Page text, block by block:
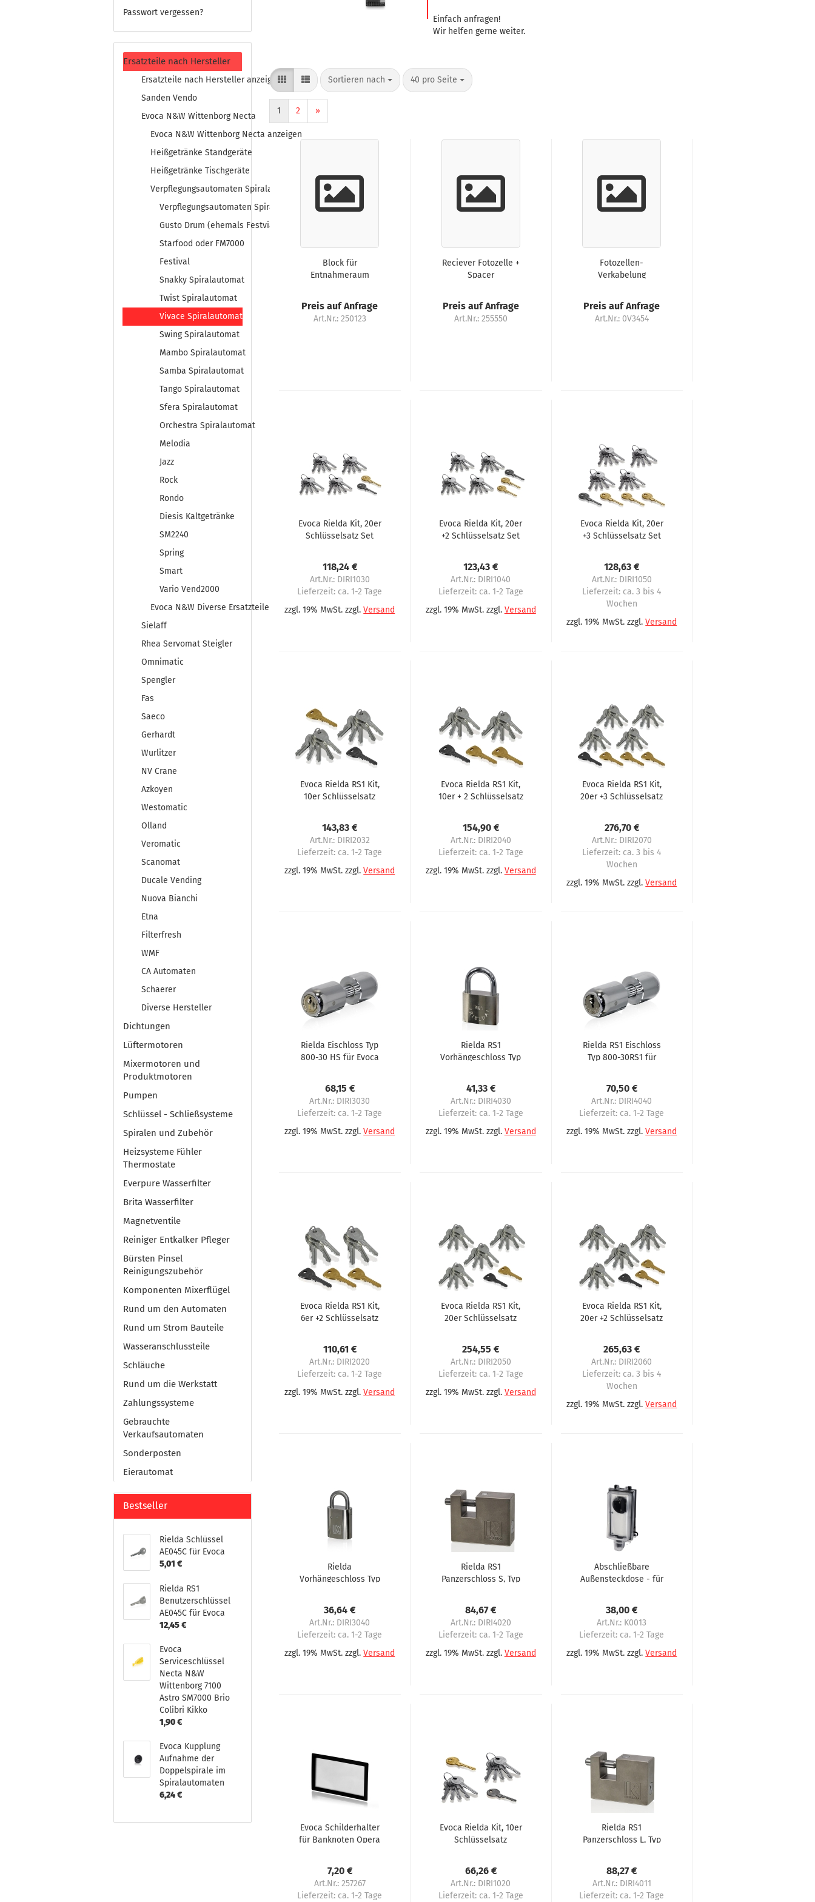
Einfach anfragen!
Wir helfen gerne weiter.
Sortieren nach 40 pro Seite
1 2 »
Block für
Entnahmeraum
Preis auf Anfrage
Art.Nr.: 250123
Reciever Fotozelle +
Spacer
Preis auf Anfrage
Art.Nr.: 255550
Fotozellen-
Verkabelung
Preis auf Anfrage
Art.Nr.: 0V3454
Evoca Rielda Kit, 20er
Schlüsselsatz Set
118,24 €
Art.Nr.: DIRI1030
Lieferzeit: ca. 1-2 Tage
zzgl. 19% MwSt. zzgl.Versand
Evoca Rielda Kit, 20er
+2 Schlüsselsatz Set
123,43 €
Art.Nr.: DIRI1040
Lieferzeit: ca. 1-2 Tage
zzgl. 19% MwSt. zzgl. Versand
Evoca Rielda Kit, 20er
+3 Schlüsselsatz Set
128,63 €
Art.Nr.: DIRI1050
Lieferzeit: ca. 3 bis 4
Wochen
zzgl. 19% MwSt. zzgl.Versand
Evoca Rielda RS1 Kit,
10er Schlüsselsatz
143,83 €
Art.Nr.: DIRI2032
Lieferzeit: ca. 1-2 Tage
zzgl. 19% MwSt. zzgl.Versand
Evoca Rielda RS1 Kit,
10er + 2 Schlüsselsatz
154,90 €
Art.Nr.: DIRI2040
Lieferzeit: ca. 1-2 Tage
zzgl. 19% MwSt. zzgl. Versand
Evoca Rielda RS1 Kit,
20er +3 Schlüsselsatz
276,70 €
Art.Nr.: DIRI2070
Lieferzeit: ca. 3 bis 4
Wochen
zzgl. 19% MwSt. zzgl.Versand
Rielda Eischloss Typ
800-30 HS für Evoca
68,15 €
Art.Nr.: DIRI3030
Lieferzeit: ca. 1-2 Tage
zzgl. 19% MwSt. zzgl.Versand
Rielda RS1
Vorhängeschloss Typ
41,33 €
Art.Nr.: DIRI4030
Lieferzeit: ca. 1-2 Tage
zzgl. 19% MwSt. zzgl. Versand
Rielda RS1 Eischloss
Typ 800-30RS1 für
70,50 €
Art.Nr.: DIRI4040
Lieferzeit: ca. 1-2 Tage
zzgl. 19% MwSt. zzgl.Versand
Evoca Rielda RS1 Kit,
6er +2 Schlüsselsatz
110,61 €
Art.Nr.: DIRI2020
Lieferzeit: ca. 1-2 Tage
zzgl. 19% MwSt. zzgl.Versand
Evoca Rielda RS1 Kit,
20er Schlüsselsatz
254,55 €
Art.Nr.: DIRI2050
Lieferzeit: ca. 1-2 Tage
zzgl. 19% MwSt. zzgl. Versand
Evoca Rielda RS1 Kit,
20er +2 Schlüsselsatz
265,63 €
Art.Nr.: DIRI2060
Lieferzeit: ca. 3 bis 4
Wochen
zzgl. 19% MwSt. zzgl.Versand
Rielda
Vorhängeschloss Typ
36,64 €
Art.Nr.: DIRI3040
Lieferzeit: ca. 1-2 Tage
zzgl. 19% MwSt. zzgl.Versand
Rielda RS1
Panzerschloss S, Typ
84,67 €
Art.Nr.: DIRI4020
Lieferzeit: ca. 1-2 Tage
zzgl. 19% MwSt. zzgl. Versand
Abschließbare
Außensteckdose - für
im Außenbereich
38,00 €
Art.Nr.: K0013
Lieferzeit: ca. 1-2 Tage
zzgl. 19% MwSt. zzgl.Versand
Evoca Schilderhalter
für Banknoten Opera
7,20 €
Art.Nr.: 257267
Lieferzeit: ca. 1-2 Tage
Evoca Rielda Kit, 10er
Schlüsselsatz
66,26 €
Art.Nr.: DIRI1020
Lieferzeit: ca. 1-2 Tage
Rielda RS1
Panzerschloss L, Typ
88,27 €
Art.Nr.: DIRI4011
Lieferzeit: ca. 1-2 Tage
Passwort vergessen?
Ersatzteile nach Hersteller
Ersatzteile nach Hersteller anzeigen
Sanden Vendo
Evoca N&W Wittenborg Necta
Evoca N&W Wittenborg Necta anzeigen
Heißgetränke Standgeräte
Heißgetränke Tischgeräte
Verpflegungsautomaten Spiralautomaten
Verpflegungsautomaten Spiralautomaten anzeigen
Gusto Drum (ehemals Festvial)
Starfood oder FM7000
Festival
Snakky Spiralautomat
Twist Spiralautomat
Vivace Spiralautomat
Swing Spiralautomat
Mambo Spiralautomat
Samba Spiralautomat
Tango Spiralautomat
Sfera Spiralautomat
Orchestra Spiralautomat
Melodia
Jazz
Rock
Rondo
Diesis Kaltgetränke
SM2240
Spring
Smart
Vario Vend2000
Evoca N&W Diverse Ersatzteile
Sielaff
Rhea Servomat Steigler
Omnimatic
Spengler
Fas
Saeco
Gerhardt
Wurlitzer
NV Crane
Azkoyen
Westomatic
Olland
Veromatic
Scanomat
Ducale Vending
Nuova Bianchi
Etna
Filterfresh
WMF
CA Automaten
Schaerer
Diverse Hersteller
Dichtungen
Lüftermotoren
Mixermotoren und
Produktmotoren
Pumpen
Schlüssel - Schließsysteme
Spiralen und Zubehör
Heizsysteme Fühler
Thermostate
Everpure Wasserfilter
Brita Wasserfilter
Magnetventile
Reiniger Entkalker Pfleger
Bürsten Pinsel
Reinigungszubehör
Komponenten Mixerflügel
Rund um den Automaten
Rund um Strom Bauteile
Wasseranschlussteile
Schläuche
Rund um die Werkstatt
Zahlungssysteme
Gebrauchte
Verkaufsautomaten
Sonderposten
Eierautomat
Bestseller
Rielda Schlüssel
AE045C für Evoca
5,01 €
Rielda RS1
Benutzerschlüssel
AE045C für Evoca
12,45 €
Evoca
Serviceschlüssel
Necta N&W
Wittenborg 7100
Astro SM7000 Brio
Colibri Kikko
1,90 €
Evoca Kupplung
Aufnahme der
Doppelspirale im
Spiralautomaten
6,24 €